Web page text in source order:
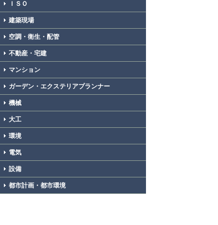
ＩＳＯ
建築現場
空調・衛生・配管
不動産・宅建
マンション
ガーデン・エクステリアプランナー
機械
大工
環境
電気
設備
都市計画・都市環境